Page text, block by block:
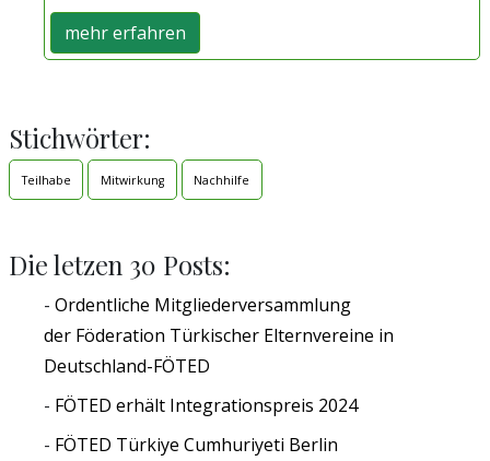
mehr erfahren
Stichwörter:
Teilhabe Mitwirkung Nachhilfe
Die letzen 30 Posts:
Ordentliche Mitgliederversammlung
der Föderation Türkischer Elternvereine in
Deutschland-FÖTED
FÖTED erhält Integrationspreis 2024
FÖTED Türkiye Cumhuriyeti Berlin